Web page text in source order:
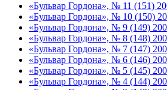
«Бульвар Гордона», № 11 (151)
«Бульвар Гордона», № 10 (150)
«Бульвар Гордона», № 9 (149)
«Бульвар Гордона», № 8 (148)
«Бульвар Гордона», № 7 (147)
«Бульвар Гордона», № 6 (146)
«Бульвар Гордона», № 5 (145)
«Бульвар Гордона», № 4 (144)